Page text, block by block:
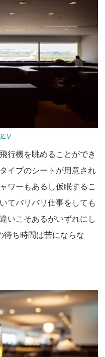
行機を眺めることができ
イプのシートが用意され
ワーもあるし仮眠するこ
てバリバリ仕事をしても
いこそあるがいずれにし
待ち時間は苦にならな